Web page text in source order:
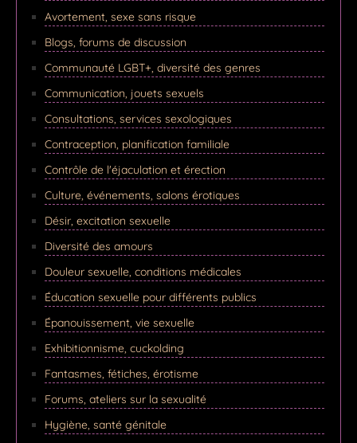
Avortement, sexe sans risque
Blogs, forums de discussion
Communauté LGBT+, diversité des genres
Communication, jouets sexuels
Consultations, services sexologiques
Contraception, planification familiale
Contrôle de l'éjaculation et érection
Culture, événements, salons érotiques
Désir, excitation sexuelle
Diversité des amours
Douleur sexuelle, conditions médicales
Éducation sexuelle pour différents publics
Épanouissement, vie sexuelle
Exhibitionnisme, cuckolding
Fantasmes, fétiches, érotisme
Forums, ateliers sur la sexualité
Hygiène, santé génitale